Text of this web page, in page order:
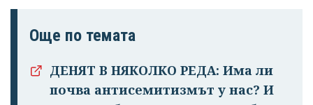
Още по темата
ДЕНЯТ В НЯКОЛКО РЕДА: Има ли
почва антисемитизмът у нас? И